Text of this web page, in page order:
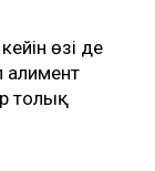
өзі де
алимент
толық